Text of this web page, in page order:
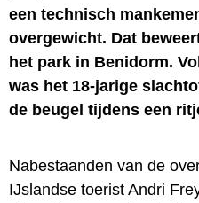
een technisch
overgewicht. Dat
het park in Benidorm.
was het 18-jarige
de beugel tijdens een
Nabestaanden van de
IJslandse toerist Andri